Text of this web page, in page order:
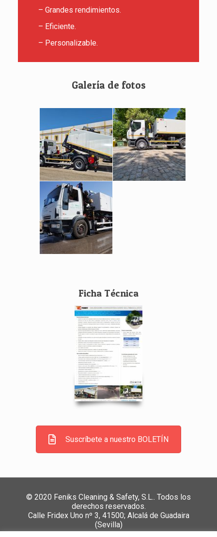
– Grandes rendimientos.
– Eficiente.
– Personalizable.
Galería de fotos
Ficha Técnica
Suscríbete a nuestro BOLETÍN
© 2020 Feniks Cleaning & Safety, S.L.. Todos los
derechos reservados.
Calle Fridex Uno nº 3, 41500; Alcalá de Guadaira
(Sevilla)